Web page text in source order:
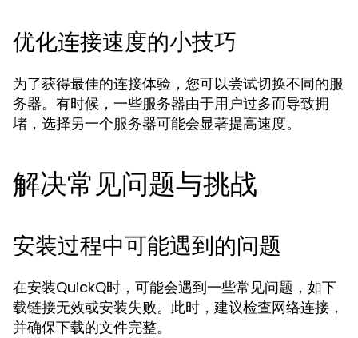
优化连接速度的小技巧
为了获得最佳的连接体验，您可以尝试切换不同的服
务器。有时候，一些服务器由于用户过多而导致拥
堵，选择另一个服务器可能会显著提高速度。
解决常见问题与挑战
安装过程中可能遇到的问题
在安装QuickQ时，可能会遇到一些常见问题，如下
载链接无效或安装失败。此时，建议检查网络连接，
并确保下载的文件完整。